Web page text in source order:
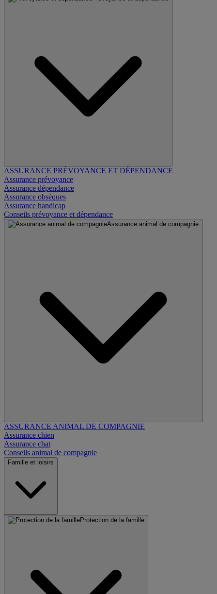
ASSURANCE PRÉVOYANCE ET DÉPENDANCE
Assurance prévoyance
Assurance dépendance
Assurance obsèques
Assurance handicap
Conseils prévoyance et dépendance
Assurance animal de compagnie
ASSURANCE ANIMAL DE COMPAGNIE
Assurance chien
Assurance chat
Conseils animal de compagnie
Famille et loisirs
Protection de la famille